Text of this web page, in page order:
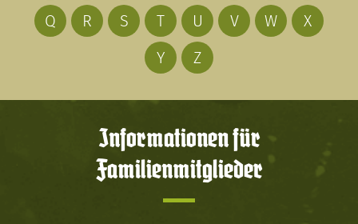
Q
R S T U V W
X
Y
Z
Informationen für
Familienmitglieder